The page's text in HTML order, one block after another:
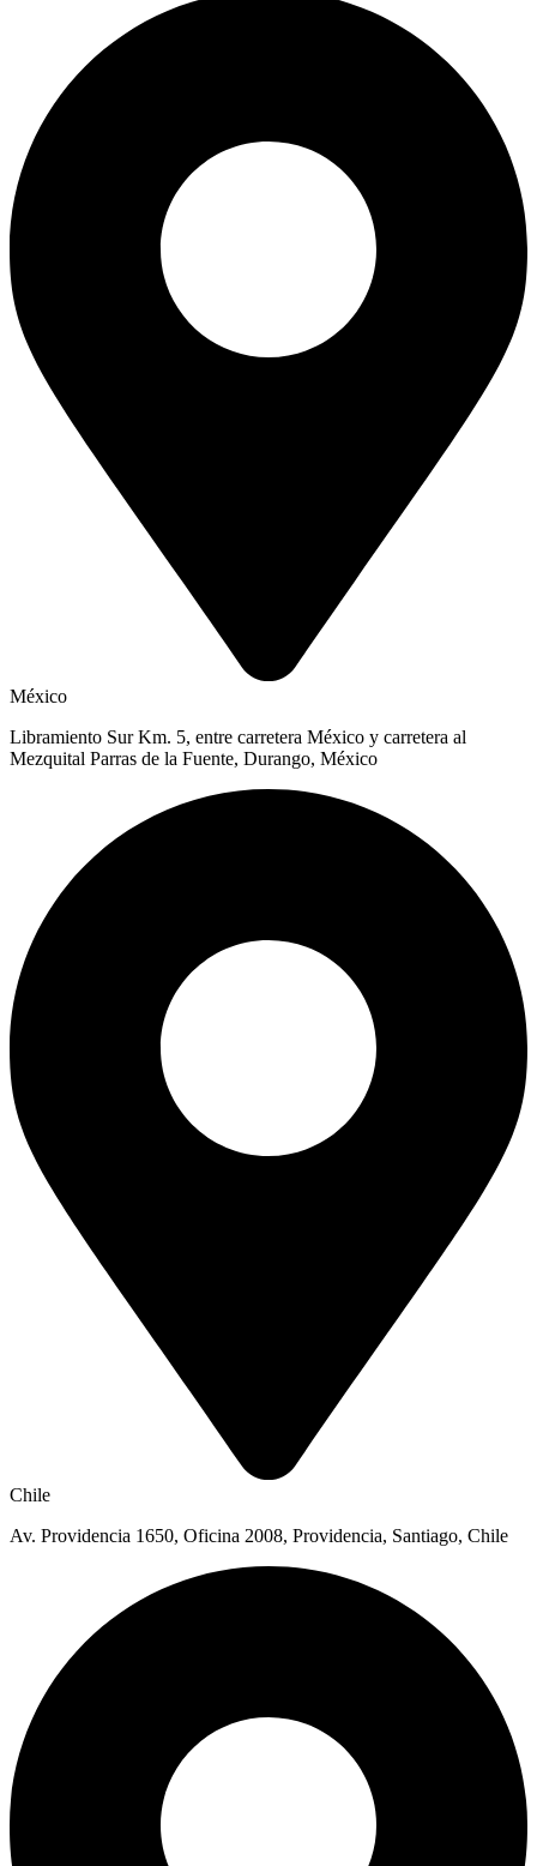
México
Libramiento Sur Km. 5, entre carretera México y carretera al
Mezquital Parras de la Fuente, Durango, México
Chile
Av. Providencia 1650, Oficina 2008, Providencia, Santiago, Chile